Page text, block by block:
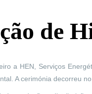
de
a HEN, Serviços
A cerimónia decorreu